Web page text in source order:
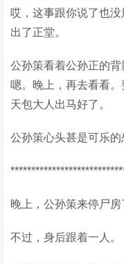
哎，这事跟你说了也
出了正堂。
公孙策看着公孙正的背
嗯。晚上，再去看看
天包大人出马好了。
公孙策心头甚是可乐的
晚上，公孙策来停尸房
不过，身后跟着一人。